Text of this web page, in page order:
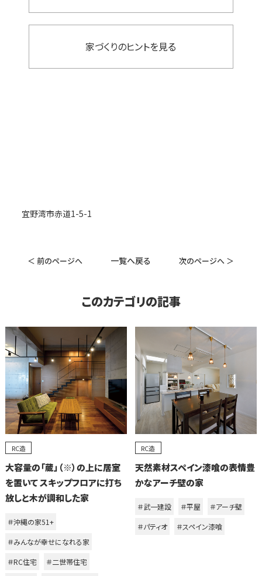
家づくりのヒントを見る
宜野湾市赤道1-5-1
＜ 前のページへ 一覧へ戻る 次のページへ ＞
このカテゴリの記事
RC造
大容量の「蔵」（※）の上に居室
を置いて スキップフロアに打ち
放しと木が調和した家
＃沖縄の家51+
＃みんなが幸せになれる家
＃RC住宅
＃二世帯住宅
RC造
天然素材スペイン漆喰の表情豊
かなアーチ壁の家
＃武一建設 ＃平屋
＃アーチ壁
＃パティオ
＃スペイン漆喰